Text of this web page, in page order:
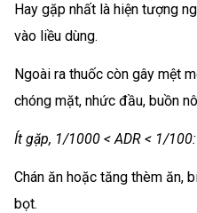
Hay gặp nhất là hiện tượng
vào liều dùng.
Ngoài ra thuốc còn gây mệt
chóng mặt, nhức đầu, buồn
Ít gặp, 1/1000 < ADR < 1/100:
Chán ăn hoặc tăng thèm ăn,
bọt.